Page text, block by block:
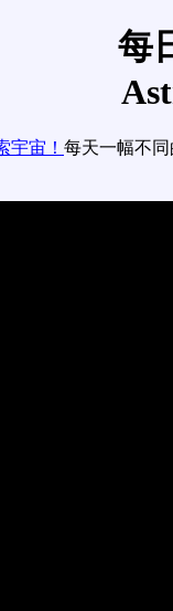
每
宇宙！ 每天一幅不